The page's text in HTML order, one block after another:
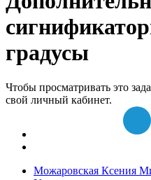
4
гороскопа
Задание
5
Принципы
Задание
6
Установка программы
7
Программа Zet,
Задание
⭐ Домашнее
Урок 3
Задание
Задание
Классификация
градусы
Чтобы просматривать это
свой личный кабинет.
Можаровская Ксения